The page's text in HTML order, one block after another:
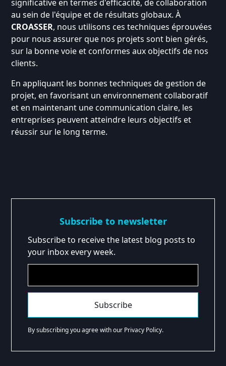
significative en termes d'efficacité, de collaboration
au sein de l'équipe et de résultats globaux. À
CROASSER, nous utilisons ces techniques éprouvées
pour nous assurer que nos projets sont bien gérés,
sur la bonne voie et conformes aux objectifs de nos
clients.
En appliquant les bonnes techniques de gestion de
projet, en favorisant un environnement collaboratif
et en maintenant une communication claire, les
entreprises peuvent atteindre leurs objectifs et
réussir sur le long terme.
Subscribe to newsletter
Subscribe to receive the latest blog posts to
your inbox every week.
By subscribing you agree with our Privacy Policy.